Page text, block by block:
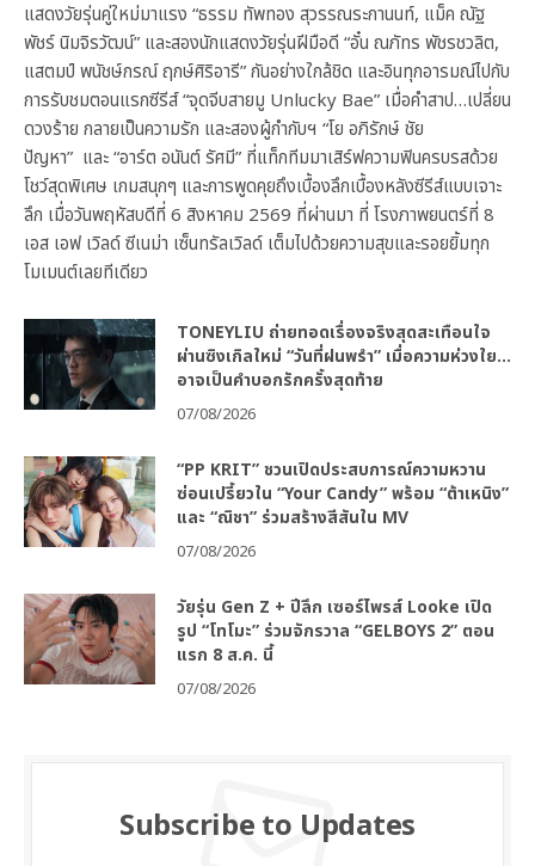
แสดงวัยรุ่นคู่ใหม่มาแรง “ธรรม ทัพทอง สุวรรณระกานนท์, แม็ค ณัฐ
พัชร์ นิมจิรวัฒน์” และสองนักแสดงวัยรุ่นฝีมือดี “อั๋น ณภัทร พัชรชวลิต,
แสตมป์ พนัชษ์กรณ์ ฤกษ์ศิริอารี” กันอย่างใกล้ชิด และอินทุกอารมณ์ไปกับ
การรับชมตอนแรกซีรีส์ “จุดจีบสายมู Unlucky Bae” เมื่อคำสาป…เปลี่ยน
ดวงร้าย กลายเป็นความรัก และสองผู้กำกับฯ “โย อภิรักษ์ ชัย
ปัญหา” และ “อาร์ต อนันต์ รัศมี” ที่แท็กทีมมาเสิร์ฟความฟินครบรสด้วย
โชว์สุดพิเศษ เกมสนุกๆ และการพูดคุยถึงเบื้องลึกเบื้องหลังซีรีส์แบบเจาะ
ลึก เมื่อวันพฤหัสบดีที่ 6 สิงหาคม 2569 ที่ผ่านมา ที่ โรงภาพยนตร์ที่ 8
เอส เอฟ เวิลด์ ซีเนม่า เซ็นทรัลเวิลด์ เต็มไปด้วยความสุขและรอยยิ้มทุก
โมเมนต์เลยทีเดียว
TONEYLIU ถ่ายทอดเรื่องจริงสุดสะเทือนใจ
ผ่านซิงเกิลใหม่ “วันที่ฝนพรำ” เมื่อความห่วงใย…
อาจเป็นคำบอกรักครั้งสุดท้าย
07/08/2026
“PP KRIT” ชวนเปิดประสบการณ์ความหวาน
ซ่อนเปรี้ยวใน “Your Candy” พร้อม “ต้าเหนิง”
และ “ณิชา” ร่วมสร้างสีสันใน MV
07/08/2026
วัยรุ่น Gen Z + ปีลึก เซอร์ไพรส์ Looke เปิด
รูป “โทโมะ” ร่วมจักรวาล “GELBOYS 2” ตอน
แรก 8 ส.ค. นี้
07/08/2026
Subscribe to Updates